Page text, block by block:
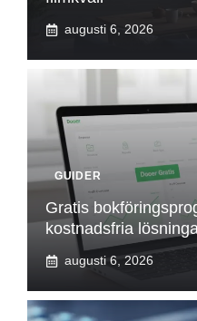
augusti 6, 2026
GUIDER
Gratis
kostnadsfria
augusti 6, 2026